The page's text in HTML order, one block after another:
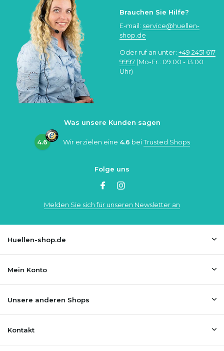
Brauchen Sie Hilfe?
E-mail: service@huellen-
shop.de
Oder ruf an unter: +49 2451 617
9997 (Mo-Fr.: 09:00 - 13:00
Uhr)
Was unsere Kunden sagen
4.6 Wir erzielen eine 4.6 beiTrusted Shops
Folge uns
Melden Sie sich für unseren Newsletter an
Huellen-shop.de
Mein Konto
Unsere anderen Shops
Kontakt